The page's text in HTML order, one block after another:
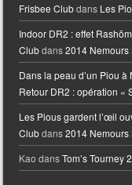
Frisbee Clubdans Les
Indoor DR2 : effet
Clubdans2014 Nemours
Dans la peau d’un Piou
Retour DR2 : opération «
Les Pious gardent l’œil
Clubdans2014 Nemours
Kao dansTom’s Tourney